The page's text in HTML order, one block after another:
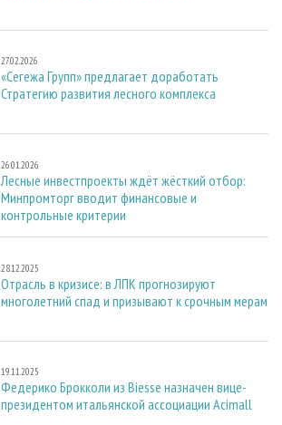
27.02.2026
«Сегежа Групп» предлагает доработать
Стратегию развития лесного комплекса
26.01.2026
Лесные инвестпроекты ждёт жёсткий отбор:
Минпромторг вводит финансовые и
контрольные критерии
28.12.2025
Отрасль в кризисе: в ЛПК прогнозируют
многолетний спад и призывают к срочным мерам
19.11.2025
Федерико Брокколи из Biesse назначен вице-
президентом итальянской ассоциации Acimall